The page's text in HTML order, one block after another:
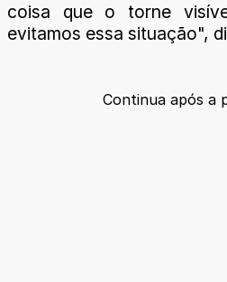
coisa que o torne
evitamos essa situação",
Continua após a